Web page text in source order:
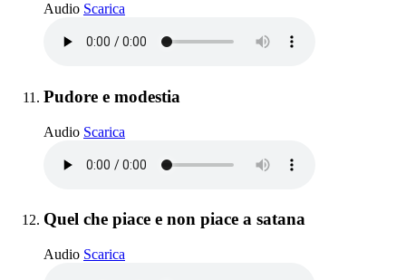
Audio Scarica
Elemento 11:
Pudore e modestia
Audio Scarica
Elemento 12:
Quel che piace e non piace a satana
Audio Scarica